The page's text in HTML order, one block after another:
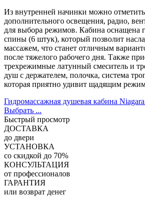
Из внутренней начинки можно
дополнительного освещения, радио,
для выбора режимов. Кабина оснащена
спины (6 штук), который позволит
массажем, что станет отличным
после тяжелого рабочего дня. Также
трехрежимные латунный смеситель и
душ с держателем, полочка, система
которая приятно удивит щадящим
Гидромассажная душевая кабина
Выбрать ...
Быстрый просмотр
ДОСТАВКА
до двери
УСТАНОВКА
со скидкой до 70%
КОНСУЛЬТАЦИЯ
от профессионалов
ГАРАНТИЯ
или возврат денег